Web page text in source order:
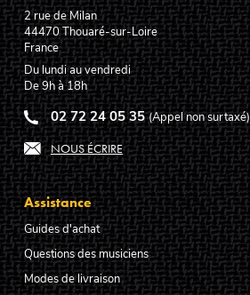
2 rue de Milan
44470Thouaré-sur-Loire
France
Du lundi au vendredi
De 9h à 18h
02 72 24 05 35 (Appel non surtaxé)
NOUS ÉCRIRE
Assistance
Guides d'achat
Questions des musiciens
Modes de livraison